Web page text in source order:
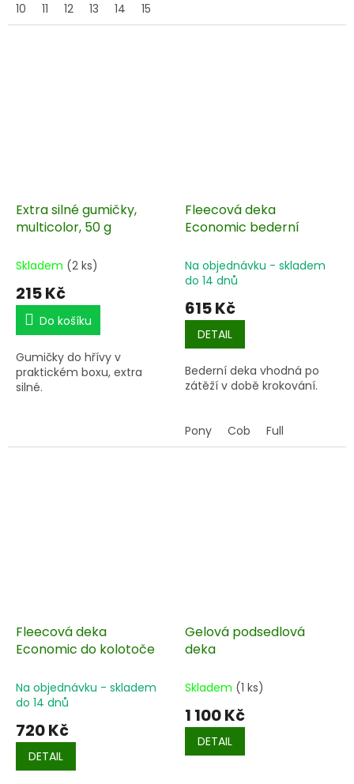
10
11 12 13 14 15
Extra silné gumičky,
multicolor, 50 g
Skladem (2 ks)
215 Kč
Do košíku
Gumičky do hřívy v
praktickém boxu, extra
silné.
Fleecová deka
Economic bederní
Na objednávku - skladem
do 14 dnů
615 Kč
DETAIL
Bederní deka vhodná po
zátěží v době krokování.
Pony Cob Full
Fleecová deka
Economic do kolotoče
Na objednávku - skladem
do 14 dnů
720 Kč
DETAIL
Gelová podsedlová
deka
Skladem (1 ks)
1 100 Kč
DETAIL